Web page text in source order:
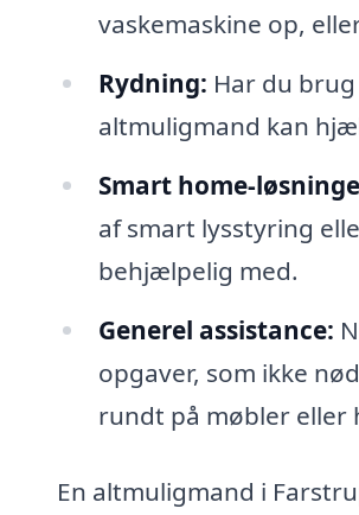
vaskemaskine op,
Rydning: Har du
altmuligmand kan
Smart home-
af smart lysstyring
behjælpelig med.
Generel assistance:
opgaver, som ikke
rundt på møbler
En altmuligmand i